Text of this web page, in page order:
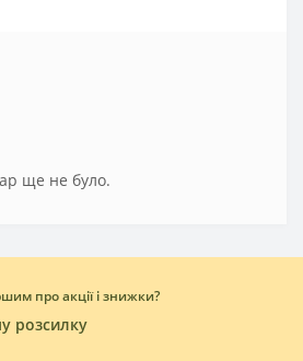
ще не було.
про акції і знижки?
розсилку